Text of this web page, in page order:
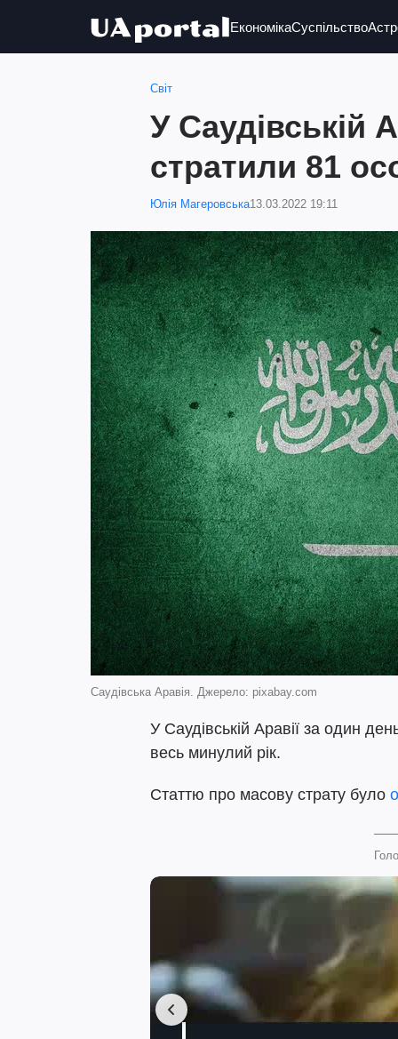
ЕкономікаСуспільство
Світ
У Саудівській
стратили 81
Юлія Магеровська13.03.2022 19:11
Саудівська Аравія. Джерело: pixabay.com
У Саудівській Аравії за один
весь минулий рік.
Статтю про масову страту було